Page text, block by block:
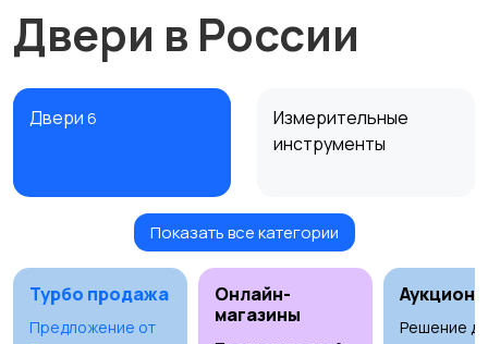
Двери в России
Двери 6
Измерительные
инструменты
Отопление и
вентиляция
Показать все категории
Турбо продажа
Предложение от
Онлайн-
магазины
Аукционы
Решение